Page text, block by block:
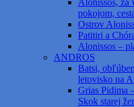
Alonissos, za
pokojom,
Ostrov
Patitiri a
Alonissos –
ANDROS
Batsi,
letovisko na
Grias Pidima
Skok starej